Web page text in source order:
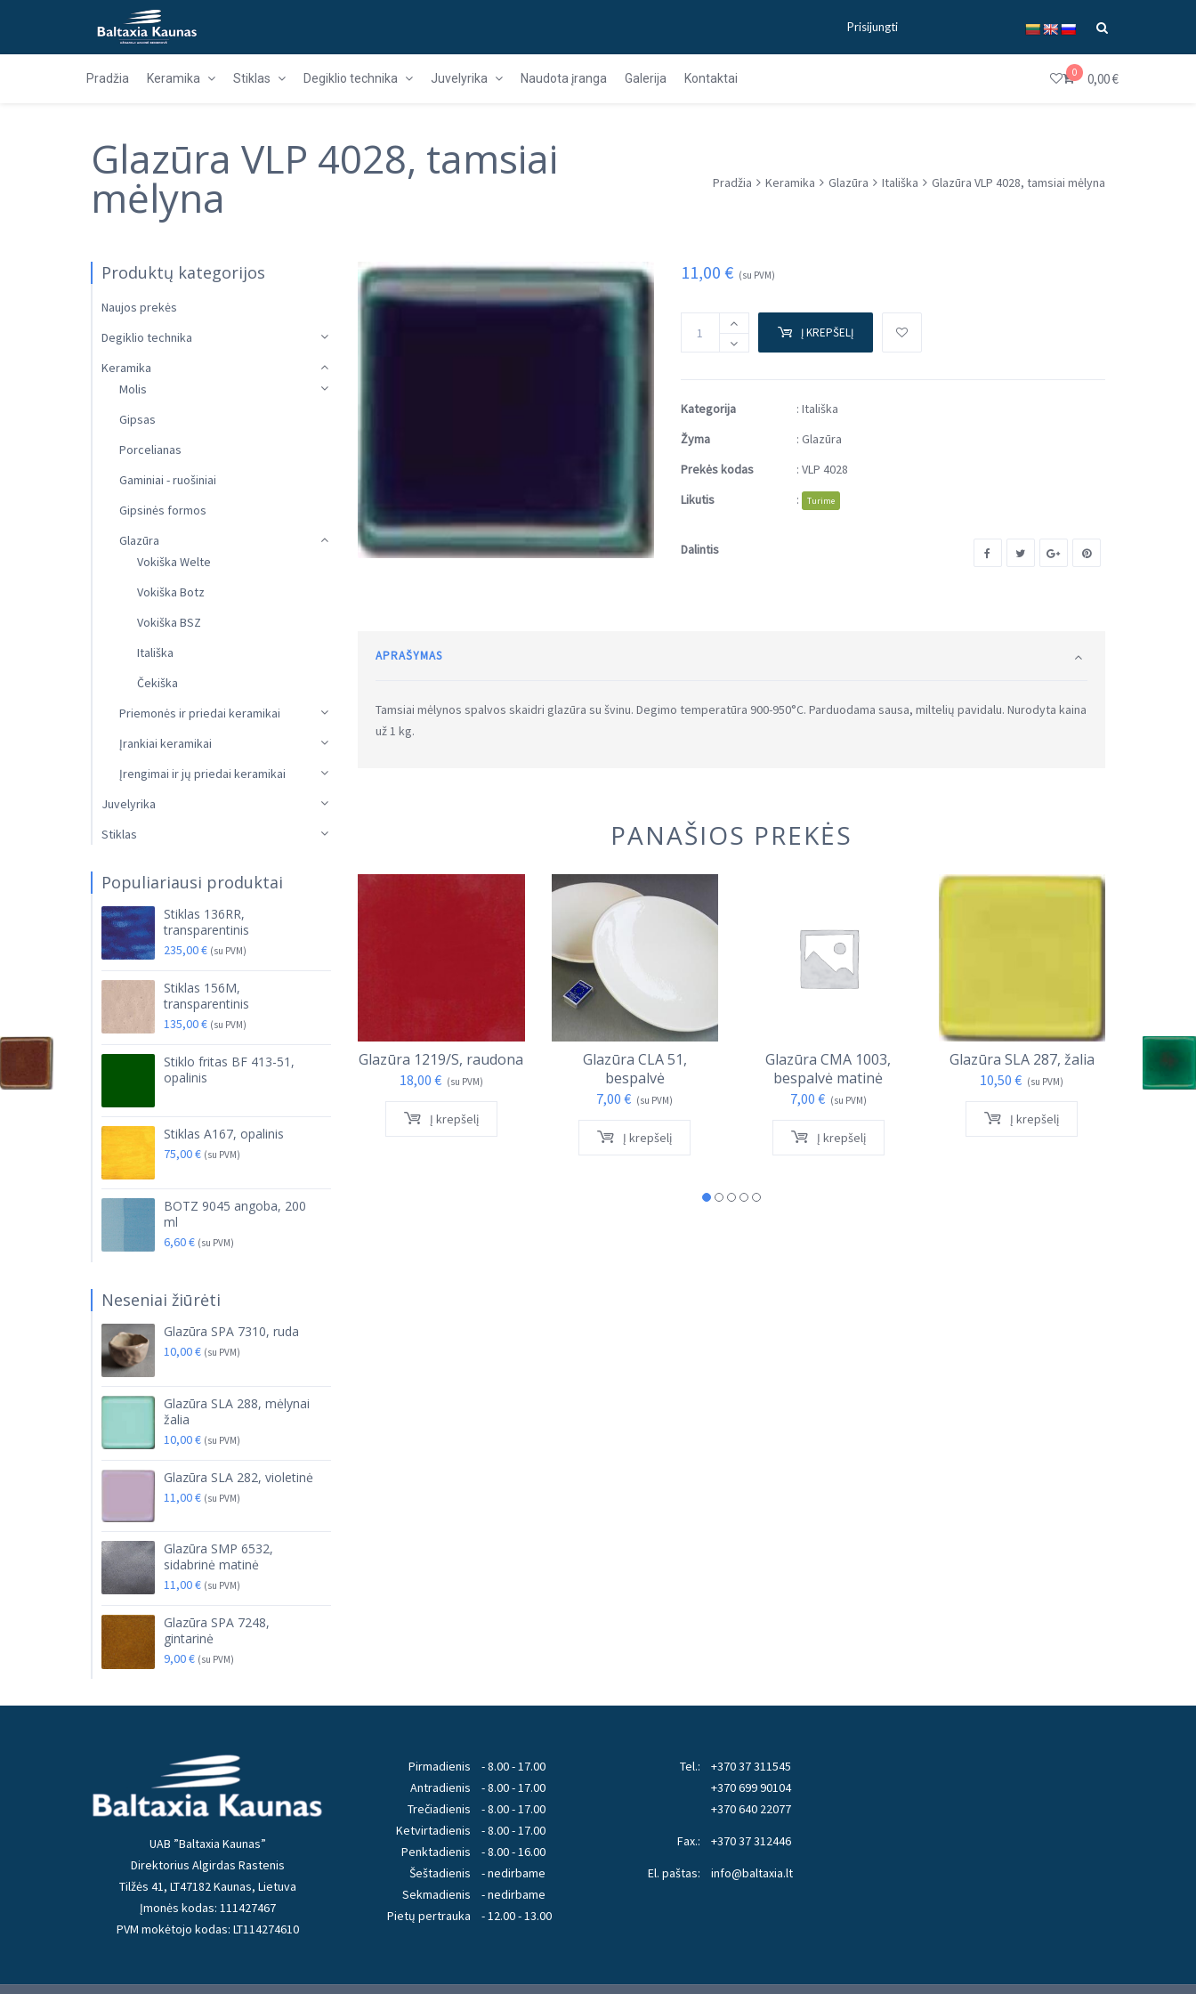
Prisijungti
Pradžia Keramika Stiklas Degiklio technika Juvelyrika Naudota įranga Galerija Kontaktai 0 0,00€
Glazūra VLP 4028, tamsiai
mėlyna Pradžia Keramika Glazūra Itališka Glazūra VLP 4028, tamsiai mėlyna
11,00 € (su PVM)
Į KREPŠELĮ
Kategorija : Itališka
Žyma
: Glazūra
Prekės kodas
: VLP 4028
Likutis
: Turime
Dalintis
APRAŠYMAS
Tamsiai mėlynos spalvos skaidri glazūra su švinu. Degimo temperatūra 900-950°C. Parduodama sausa, miltelių pavidalu. Nurodyta kaina
už 1 kg.
PANAŠIOS PREKĖS
Glazūra 1219/S, raudona
18,00 € (su PVM)
Į krepšelį
Glazūra CLA 51,
bespalvė
7,00€ (su PVM)
Į krepšelį
Glazūra CMA 1003,
bespalvė matinė
7,00 € (su PVM)
Į krepšelį
Glazūra SLA 287, žalia
10,50€ (su PVM)
Į krepšelį
Produktų kategorijos
Naujos prekės
Degiklio technika
Keramika
Molis
Gipsas
Porcelianas
Gaminiai - ruošiniai
Gipsinės formos
Glazūra
Vokiška Welte
Vokiška Botz
Vokiška BSZ
Itališka
Čekiška
Priemonės ir priedai keramikai
Įrankiai keramikai
Įrengimai ir jų priedai keramikai
Juvelyrika
Stiklas
Populiariausi produktai
Stiklas 136RR,
transparentinis
235,00€ (su PVM)
Stiklas 156M,
transparentinis
135,00€ (su PVM)
Stiklo fritas BF 413-51,
opalinis
Stiklas A167, opalinis
75,00€ (su PVM)
BOTZ 9045 angoba, 200
ml
6,60€ (su PVM)
Neseniai žiūrėti
Glazūra SPA 7310, ruda
10,00€ (su PVM)
Glazūra SLA 288, mėlynai
žalia
10,00€ (su PVM)
Glazūra SLA 282, violetinė
11,00€ (su PVM)
Glazūra SMP 6532,
sidabrinė matinė
11,00€ (su PVM)
Glazūra SPA 7248,
gintarinė
9,00€ (su PVM)
UAB ”Baltaxia Kaunas”
Direktorius Algirdas Rastenis
Tilžės 41, LT47182 Kaunas, Lietuva
Įmonės kodas: 111427467
PVM mokėtojo kodas: LT114274610
Pirmadienis
Antradienis
Trečiadienis
Ketvirtadienis
Penktadienis
Šeštadienis
Sekmadienis
Pietų pertrauka
- 8.00 - 17.00
- 8.00 - 17.00
- 8.00 - 17.00
- 8.00 - 17.00
- 8.00 - 16.00
- nedirbame
- nedirbame
- 12.00 - 13.00
Tel.:
+370 37 311545
+370 699 90104
+370 640 22077
Fax.:
+370 37 312446
El. paštas:
info@baltaxia.lt